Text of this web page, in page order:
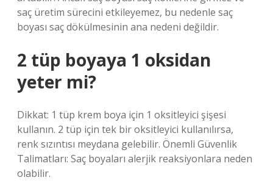
saç üretim sürecini etkileyemez, bu nedenle saç
boyası saç dökülmesinin ana nedeni değildir.
2 tüp boyaya 1 oksidan
yeter mi?
Dikkat: 1 tüp krem ​​boya için 1 oksitleyici şişesi
kullanın. 2 tüp için tek bir oksitleyici kullanılırsa,
renk sızıntısı meydana gelebilir. Önemli Güvenlik
Talimatları: Saç boyaları alerjik reaksiyonlara neden
olabilir.